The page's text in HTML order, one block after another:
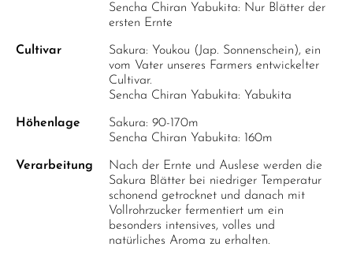
Sencha Chiran Yabukita: Nur Blätter der
ersten Ernte
Cultivar
Sakura: Youkou (Jap. Sonnenschein), ein
vom Vater unseres Farmers entwickelter
Cultivar.
Sencha Chiran Yabukita: Yabukita
Höhenlage
Sakura: 90-170m
Sencha Chiran Yabukita: 160m
Verarbeitung
Nach der Ernte und Auslese werden die
Sakura Blätter bei niedriger Temperatur
schonend getrocknet und danach mit
Vollrohrzucker fermentiert um ein
besonders intensives, volles und
natürliches Aroma zu erhalten.